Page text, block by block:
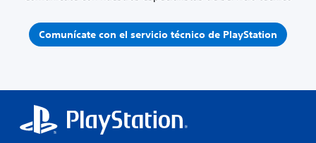
Comunícate con el servicio técnico de PlayStation